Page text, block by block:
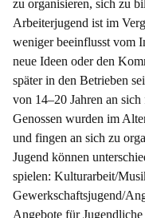
zu organisieren, sich zu
Arbeiterjugend ist im
weniger beeinflusst vom
neue Ideen oder den
später in den Betrieben
von 14–20 Jahren an
Genossen wurden im
und fingen an sich zu
Jugend können
spielen: Kulturarbeit/
Gewerkschaftsjugend/
Angebote für